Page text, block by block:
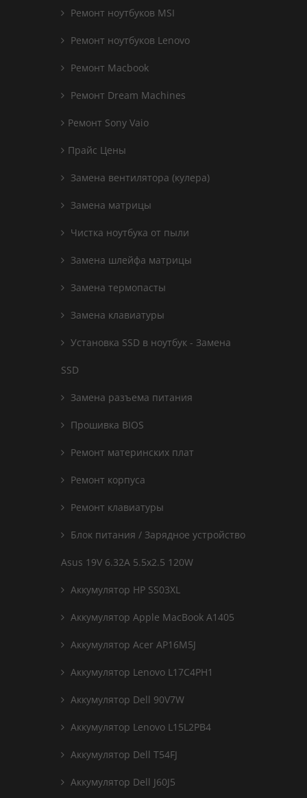
Ремонт ноутбуков MSI
Ремонт ноутбуков Lenovo
Ремонт Macbook
Ремонт Dream Machines
Ремонт Sony Vaio
Прайс Цены
Замена вентилятора (кулера)
Замена матрицы
Чистка ноутбука от пыли
Замена шлейфа матрицы
Замена термопасты
Замена клавиатуры
Установка SSD в ноутбук - Замена
SSD
Замена разъема питания
Прошивка BIOS
Ремонт материнских плат
Ремонт корпуса
Ремонт клавиатуры
Блок питания / Зарядное устройство
Asus 19V 6.32A 5.5x2.5 120W
Аккумулятор HP SS03XL
Аккумулятор Apple MacBook A1405
Аккумулятор Acer AP16M5J
Аккумулятор Lenovo L17C4PH1
Аккумулятор Dell 90V7W
Аккумулятор Lenovo L15L2PB4
Аккумулятор Dell T54FJ
Аккумулятор Dell J60J5